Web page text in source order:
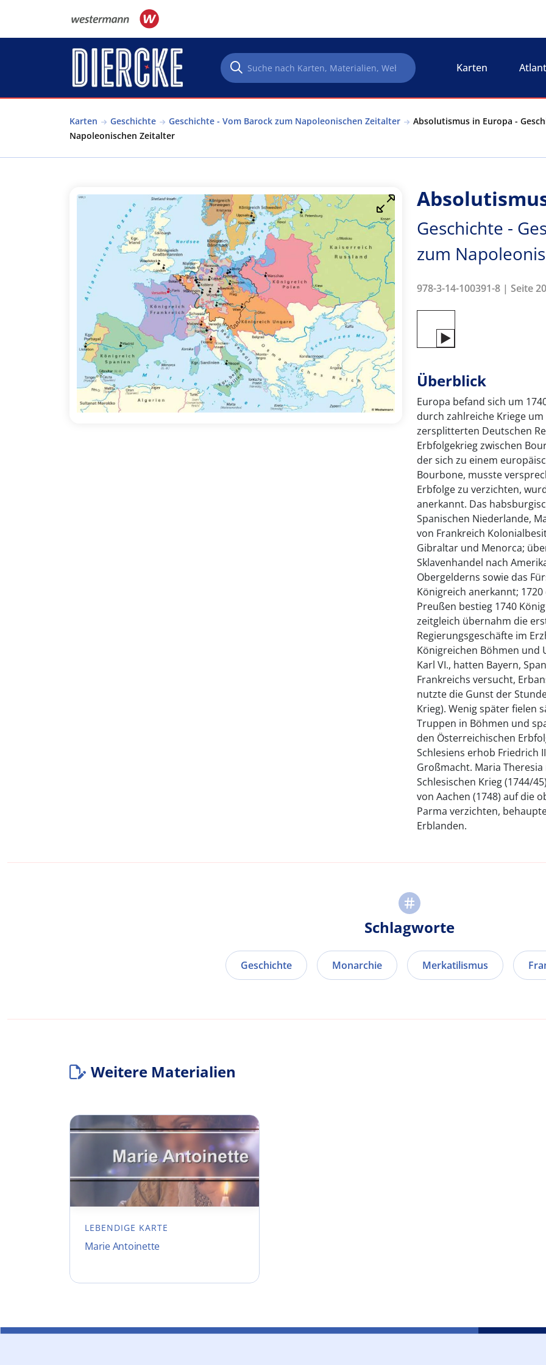
Karten
Karten Geschichte Geschichte - Vom Barock zum Napoleonischen Zeitalter
Absolutismus in Europa -
Napoleonischen Zeitalter
Geschichte -
zum
978-3-14-100391-8 | Seite
Überblick
Europa befand sich um
durch zahlreiche Kriege
zersplitterten Deutschen
Erbfolgekrieg zwischen
der sich zu einem
Bourbone, musste
Erbfolge zu verzichten,
anerkannt. Das
Spanischen Niederlande,
von Frankreich
Gibraltar und Menorca;
Sklavenhandel nach
Obergelderns sowie das
Königreich anerkannt;
Preußen bestieg 1740
zeitgleich übernahm die
Regierungsgeschäfte im
Königreichen Böhmen und
Karl VI., hatten Bayern,
Frankreichs versucht,
nutzte die Gunst der
Krieg). Wenig später fielen
Truppen in Böhmen und
den Österreichischen
Schlesiens erhob Friedrich
Großmacht. Maria
Schlesischen Krieg (1744/
von Aachen (1748) auf die
Parma verzichten,
Erblanden.
Schlagworte
Geschichte Monarchie Merkatilismus
Weitere Materialien
LEBENDIGE KARTE
Marie Antoinette